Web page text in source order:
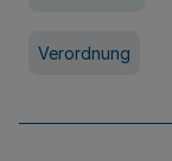
Verordnung